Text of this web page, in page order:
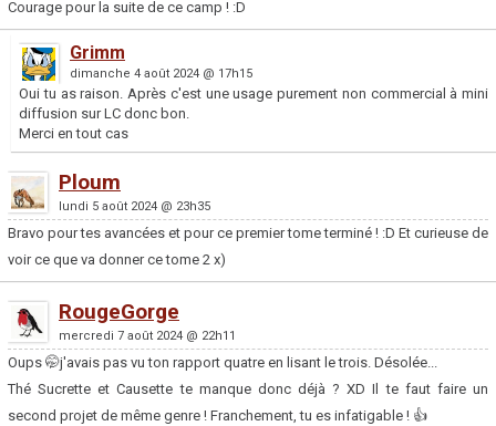
Courage pour la suite de ce camp ! :D
Grimm
dimanche 4 août 2024 @ 17h15
Oui tu as raison. Après c'est une usage purement non commercial à mini
diffusion sur LC donc bon.
Merci en tout cas
Ploum
lundi 5 août 2024 @ 23h35
Bravo pour tes avancées et pour ce premier tome terminé ! :D Et curieuse de
voir ce que va donner ce tome 2 x)
RougeGorge
mercredi 7 août 2024 @ 22h11
Oups 🤭j'avais pas vu ton rapport quatre en lisant le trois. Désolée...
Thé Sucrette et Causette te manque donc déjà ? XD Il te faut faire un
second projet de même genre ! Franchement, tu es infatigable ! 👍